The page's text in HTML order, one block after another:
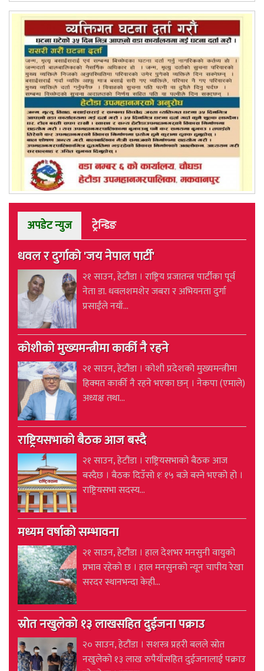
अपडेट न्युज ट्रेन्डिङ
धवल र दुर्गाको 'जय नेपाल पार्टी'
२१ साउन, हेटौंडा । राष्ट्रिय प्रजातन्त्र पार्टीका पूर्व
नेता डा. धवलशमशेर जबरा र अभियनता दुर्गा
प्रसाईंले नयाँ...
कोशीको मुख्यमन्त्रीमा कार्की नै रहने
२१ साउन, हेटौंडा । कोशी प्रदेशको मुख्यमन्त्रीमा
हिक्मत कार्की नै रहने भएका छन् । नेकपा (एमाले)
अध्यक्ष तथा...
राष्ट्रियसभाको बैठक आज बस्दै
२१ साउन, हेटौंडा । राष्ट्रियसभाको बैठक आज
बस्दैछ । बैठक दिउँसो १ः १५ बजे बस्ने भएको हो ।
राष्ट्रियसभा सदस्य...
मध्यम वर्षाको सम्भावना
२१ साउन, हेटौंडा । हाल देशभर मनसुनी वायुको
प्रभाव रहेको छ । हाल मनसुनको न्यून चापीय रेखा
सरदर स्थानभन्दा केही...
स्रोत नखुलेको १३ लाखसहित दुईजना पक्राउ
२० साउन, हेटौंडा । सशस्त्र प्रहरी बलले स्रोत
नखुलेको १३ लाख रुपैयाँसहित दुईजनालाई पक्राउ